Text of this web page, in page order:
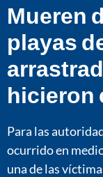
Mueren
playas
hicieron
Para las
ocurrido en
una de las